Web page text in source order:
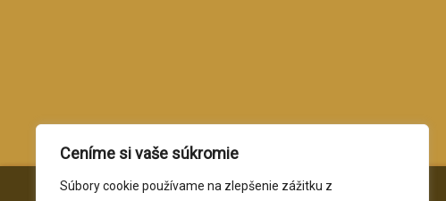
Ceníme si vaše súkromie
Súbory cookie používame na zlepšenie zážitku z